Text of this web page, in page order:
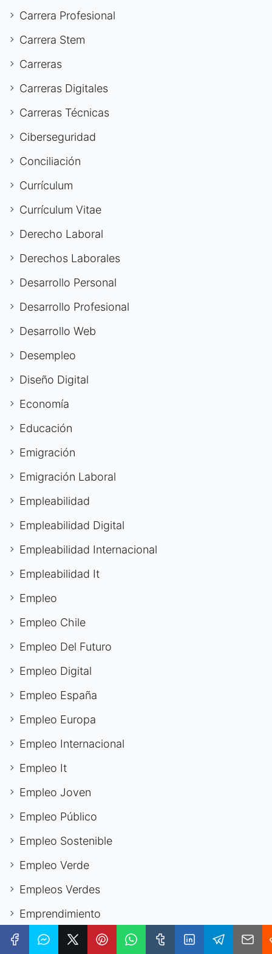
Carrera Profesional
Carrera Stem
Carreras
Carreras Digitales
Carreras Técnicas
Ciberseguridad
Conciliación
Currículum
Currículum Vitae
Derecho Laboral
Derechos Laborales
Desarrollo Personal
Desarrollo Profesional
Desarrollo Web
Desempleo
Diseño Digital
Economía
Educación
Emigración
Emigración Laboral
Empleabilidad
Empleabilidad Digital
Empleabilidad Internacional
Empleabilidad It
Empleo
Empleo Chile
Empleo Del Futuro
Empleo Digital
Empleo España
Empleo Europa
Empleo Internacional
Empleo It
Empleo Joven
Empleo Público
Empleo Sostenible
Empleo Verde
Empleos Verdes
Emprendimiento
Emprendimiento Digital